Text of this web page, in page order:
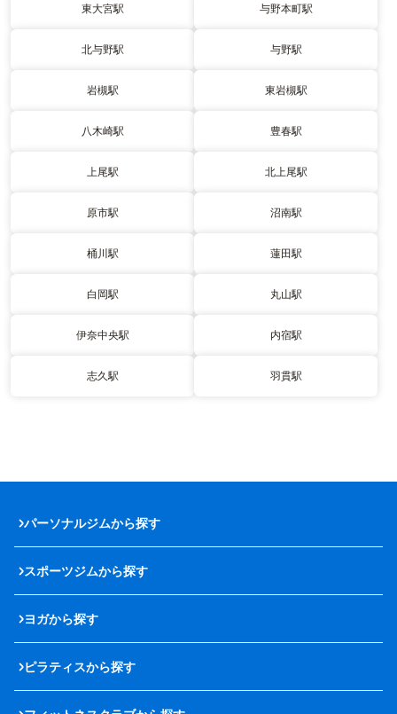
東大宮駅 与野本町駅
北与野駅 与野駅
岩槻駅 東岩槻駅
八木崎駅 豊春駅
上尾駅 北上尾駅
原市駅 沼南駅
桶川駅 蓮田駅
白岡駅 丸山駅
伊奈中央駅 内宿駅
志久駅 羽貫駅
パーソナルジムから探す
スポーツジムから探す
ヨガから探す
ピラティスから探す